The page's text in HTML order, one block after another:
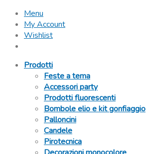
Menu
My Account
Wishlist
Prodotti
Feste a tema
Accessori party
Prodotti fluorescenti
Bombole elio e kit gonfiaggio
Palloncini
Candele
Pirotecnica